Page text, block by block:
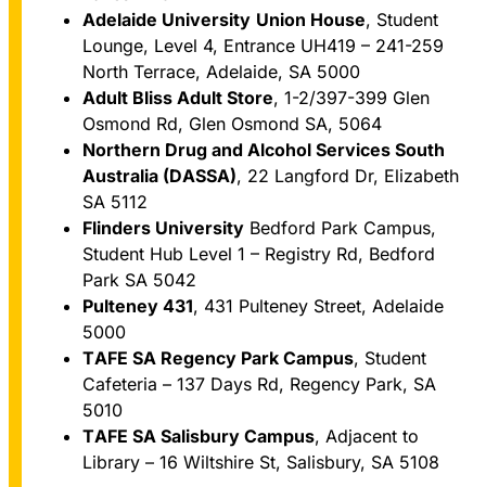
Adelaide University Union House, Student
Lounge, Level 4, Entrance UH419 – 241-259
North Terrace, Adelaide, SA 5000
Adult Bliss Adult Store, 1-2/397-399 Glen
Osmond Rd, Glen Osmond SA, 5064
Northern Drug and Alcohol Services South
Australia (DASSA), 22 Langford Dr, Elizabeth
SA 5112
Flinders University Bedford Park Campus,
Student Hub Level 1 – Registry Rd, Bedford
Park SA 5042
Pulteney 431, 431 Pulteney Street, Adelaide
5000
TAFE SA Regency Park Campus, Student
Cafeteria – 137 Days Rd, Regency Park, SA
5010
TAFE SA Salisbury Campus, Adjacent to
Library – 16 Wiltshire St, Salisbury, SA 5108